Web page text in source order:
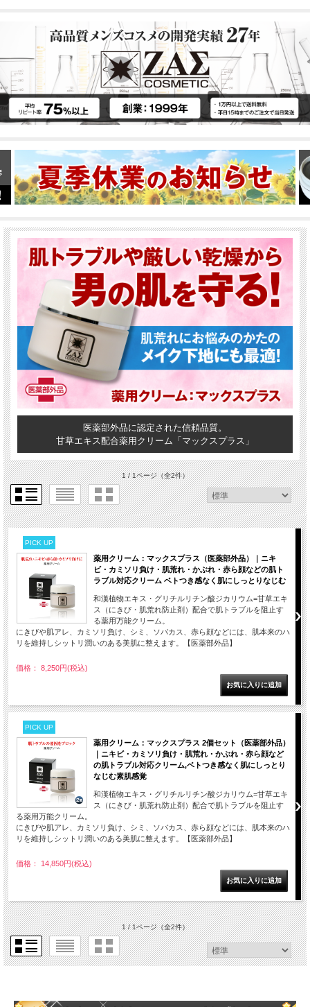
医薬部外品に認定された信頼品質。
甘草エキス配合薬用クリーム「マックスプラス」
1 / 1ページ（全2件）
PICK UP
薬用クリーム：マックスプラス（医薬部外品）｜ニキ
ビ・カミソリ負け・肌荒れ・かぶれ・赤ら顔などの肌ト
ラブル対応クリーム ベトつき感なく肌にしっとりなじむ
和漢植物エキス・グリチルリチン酸ジカリウム=甘草エキ
ス（にきび・肌荒れ防止剤）配合で肌トラブルを阻止す
る薬用万能クリーム。
にきびや肌アレ、カミソリ負け、シミ、ソバカス、赤ら顔などには、肌本来のハ
リを維持しシットリ潤いのある美肌に整えます。【医薬部外品】
価格： 8,250円(税込)
PICK UP
薬用クリーム：マックスプラス 2個セット（医薬部外品）
｜ニキビ・カミソリ負け・肌荒れ・かぶれ・赤ら顔など
の肌トラブル対応クリーム,ベトつき感なく肌にしっとり
なじむ素肌感覚
和漢植物エキス・グリチルリチン酸ジカリウム=甘草エキ
ス（にきび・肌荒れ防止剤）配合で肌トラブルを阻止す
る薬用万能クリーム。
にきびや肌アレ、カミソリ負け、シミ、ソバカス、赤ら顔などには、肌本来のハ
リを維持しシットリ潤いのある美肌に整えます。【医薬部外品】
価格： 14,850円(税込)
1 / 1ページ（全2件）